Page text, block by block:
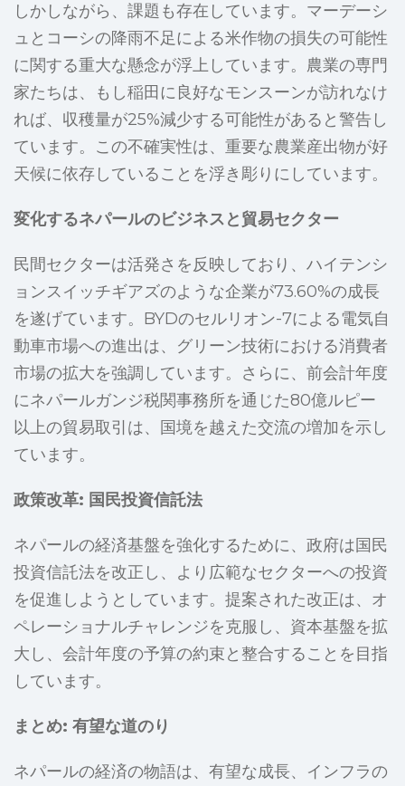
しかしながら、課題も存在しています。マーデーシ
ュとコーシの降雨不足による米作物の損失の可能性
に関する重大な懸念が浮上しています。農業の専門
家たちは、もし稲田に良好なモンスーンが訪れなけ
れば、収穫量が25%減少する可能性があると警告し
ています。この不確実性は、重要な農業産出物が好
天候に依存していることを浮き彫りにしています。
変化するネパールのビジネスと貿易セクター
民間セクターは活発さを反映しており、ハイテンシ
ョンスイッチギアズのような企業が73.60%の成長
を遂げています。BYDのセルリオン-7による電気自
動車市場への進出は、グリーン技術における消費者
市場の拡大を強調しています。さらに、前会計年度
にネパールガンジ税関事務所を通じた80億ルピー
以上の貿易取引は、国境を越えた交流の増加を示し
ています。
政策改革: 国民投資信託法
ネパールの経済基盤を強化するために、政府は国民
投資信託法を改正し、より広範なセクターへの投資
を促進しようとしています。提案された改正は、オ
ペレーショナルチャレンジを克服し、資本基盤を拡
大し、会計年度の予算の約束と整合することを目指
しています。
まとめ: 有望な道のり
ネパールの経済の物語は、有望な成長、インフラの